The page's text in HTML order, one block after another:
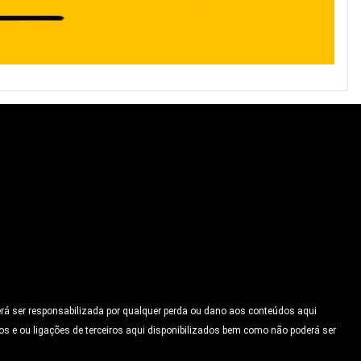
ser responsabilizada por qualquer perda ou dano aos conteúdos aqui
e ou ligações de terceiros aqui disponibilizados bem como não poderá ser